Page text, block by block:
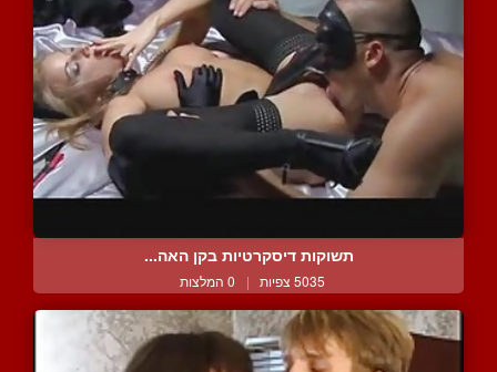
תשוקות דיסקרטיות בקן האה...
5035 צפיות | 0 המלצות